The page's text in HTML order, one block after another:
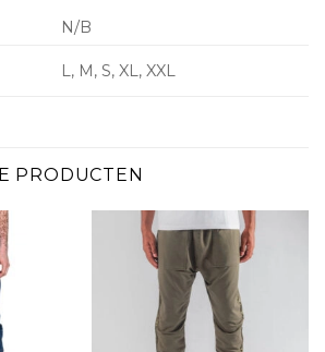
N/B
L, M, S, XL, XXL
PRODUCTEN